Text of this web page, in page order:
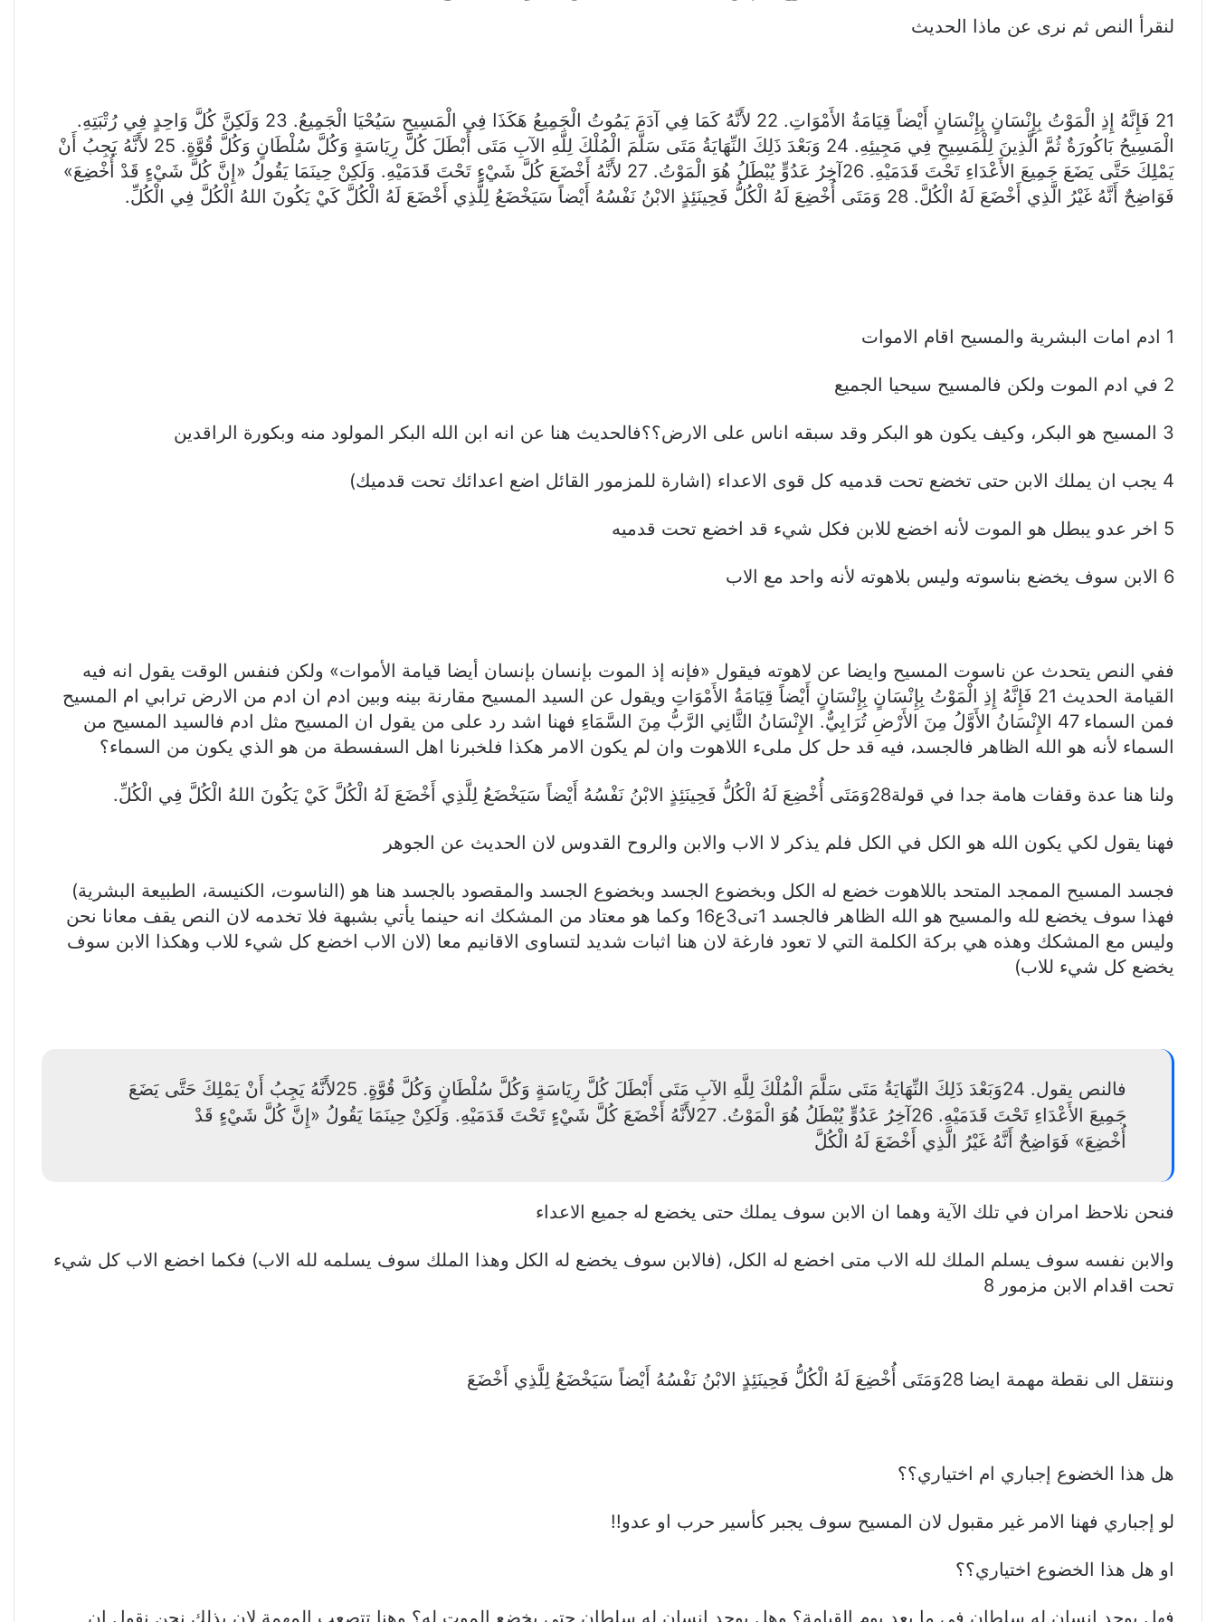
لنقرأ النص ثم نرى عن ماذا الحديث
21 فَإِنَّهُ إِذِ الْمَوْتُ بِإِنْسَانٍ بِإِنْسَانٍ أَيْضاً قِيَامَةُ الأَمْوَاتِ. 22 لأَنَّهُ كَمَا فِي آدَمَ يَمُوتُ الْجَمِيعُ هَكَذَا فِي الْمَسِيحِ سَيُحْيَا الْجَمِيعُ. 23 وَلَكِنَّ كُلَّ وَاحِدٍ فِي رُتْبَتِهِ.
الْمَسِيحُ بَاكُورَةٌ ثُمَّ الَّذِينَ لِلْمَسِيحِ فِي مَجِيئِهِ. 24 وَبَعْدَ ذَلِكَ النِّهَايَةُ مَتَى سَلَّمَ الْمُلْكَ لِلَّهِ الآبِ مَتَى أَبْطَلَ كُلَّ رِيَاسَةٍ وَكُلَّ سُلْطَانٍ وَكُلَّ قُوَّةٍ. 25 لأَنَّهُ يَجِبُ أَنْ
يَمْلِكَ حَتَّى يَضَعَ جَمِيعَ الأَعْدَاءِ تَحْتَ قَدَمَيْهِ. 26آخِرُ عَدُوٍّ يُبْطَلُ هُوَ الْمَوْتُ. 27 لأَنَّهُ أَخْضَعَ كُلَّ شَيْءٍ تَحْتَ قَدَمَيْهِ. وَلَكِنْ حِينَمَا يَقُولُ «إِنَّ كُلَّ شَيْءٍ قَدْ أُخْضِعَ»
فَوَاضِحٌ أَنَّهُ غَيْرُ الَّذِي أَخْضَعَ لَهُ الْكُلَّ. 28 وَمَتَى أُخْضِعَ لَهُ الْكُلُّ فَحِينَئِذٍ الابْنُ نَفْسُهُ أَيْضاً سَيَخْضَعُ لِلَّذِي أَخْضَعَ لَهُ الْكُلَّ كَيْ يَكُونَ اللهُ الْكُلَّ فِي الْكُلِّ.
1 ادم امات البشرية والمسيح اقام الاموات
2 في ادم الموت ولكن فالمسيح سيحيا الجميع
3 المسيح هو البكر، وكيف يكون هو البكر وقد سبقه اناس على الارض؟؟فالحديث هنا عن انه ابن الله البكر المولود منه وبكورة الراقدين
4 يجب ان يملك الابن حتى تخضع تحت قدميه كل قوى الاعداء (اشارة للمزمور القائل اضع اعدائك تحت قدميك)
5 اخر عدو يبطل هو الموت لأنه اخضع للابن فكل شيء قد اخضع تحت قدميه
6 الابن سوف يخضع بناسوته وليس بلاهوته لأنه واحد مع الاب
ففي النص يتحدث عن ناسوت المسيح وايضا عن لاهوته فيقول «فإنه إذ الموت بإنسان بإنسان أيضا قيامة الأموات» ولكن فنفس الوقت يقول انه فيه
القيامة الحديث 21 فَإِنَّهُ إِذِ الْمَوْتُ بِإِنْسَانٍ بِإِنْسَانٍ أَيْضاً قِيَامَةُ الأَمْوَاتِ ويقول عن السيد المسيح مقارنة بينه وبين ادم ان ادم من الارض ترابي ام المسيح
فمن السماء 47 الإِنْسَانُ الأَوَّلُ مِنَ الأَرْضِ تُرَابِيٌّ. الإِنْسَانُ الثَّانِي الرَّبُّ مِنَ السَّمَاءِ فهنا اشد رد على من يقول ان المسيح مثل ادم فالسيد المسيح من
السماء لأنه هو الله الظاهر فالجسد، فيه قد حل كل ملىء اللاهوت وان لم يكون الامر هكذا فلخبرنا اهل السفسطة من هو الذي يكون من السماء؟
ولنا هنا عدة وقفات هامة جدا في قولة28وَمَتَى أُخْضِعَ لَهُ الْكُلُّ فَحِينَئِذٍ الابْنُ نَفْسُهُ أَيْضاً سَيَخْضَعُ لِلَّذِي أَخْضَعَ لَهُ الْكُلَّ كَيْ يَكُونَ اللهُ الْكُلَّ فِي الْكُلِّ.
فهنا يقول لكي يكون الله هو الكل في الكل فلم يذكر لا الاب والابن والروح القدوس لان الحديث عن الجوهر
فجسد المسيح الممجد المتحد باللاهوت خضع له الكل وبخضوع الجسد وبخضوع الجسد والمقصود بالجسد هنا هو (الناسوت، الكنيسة، الطبيعة البشرية)
فهذا سوف يخضع لله والمسيح هو الله الظاهر فالجسد 1تى3ع16 وكما هو معتاد من المشكك انه حينما يأتي بشبهة فلا تخدمه لان النص يقف معانا نحن
وليس مع المشكك وهذه هي بركة الكلمة التي لا تعود فارغة لان هنا اثبات شديد لتساوى الاقانيم معا (لان الاب اخضع كل شيء للاب وهكذا الابن سوف
يخضع كل شيء للاب)
فالنص يقول. 24وَبَعْدَ ذَلِكَ النِّهَايَةُ مَتَى سَلَّمَ الْمُلْكَ لِلَّهِ الآبِ مَتَى أَبْطَلَ كُلَّ رِيَاسَةٍ وَكُلَّ سُلْطَانٍ وَكُلَّ قُوَّةٍ. 25لأَنَّهُ يَجِبُ أَنْ يَمْلِكَ حَتَّى يَضَعَ
جَمِيعَ الأَعْدَاءِ تَحْتَ قَدَمَيْهِ. 26آخِرُ عَدُوٍّ يُبْطَلُ هُوَ الْمَوْتُ. 27لأَنَّهُ أَخْضَعَ كُلَّ شَيْءٍ تَحْتَ قَدَمَيْهِ. وَلَكِنْ حِينَمَا يَقُولُ «إِنَّ كُلَّ شَيْءٍ قَدْ
أُخْضِعَ» فَوَاضِحٌ أَنَّهُ غَيْرُ الَّذِي أَخْضَعَ لَهُ الْكُلَّ
فنحن نلاحظ امران في تلك الآية وهما ان الابن سوف يملك حتى يخضع له جميع الاعداء
والابن نفسه سوف يسلم الملك لله الاب متى اخضع له الكل، (فالابن سوف يخضع له الكل وهذا الملك سوف يسلمه لله الاب) فكما اخضع الاب كل شيء
تحت اقدام الابن مزمور 8
وننتقل الى نقطة مهمة ايضا 28وَمَتَى أُخْضِعَ لَهُ الْكُلُّ فَحِينَئِذٍ الابْنُ نَفْسُهُ أَيْضاً سَيَخْضَعُ لِلَّذِي أَخْضَعَ
هل هذا الخضوع إجباري ام اختياري؟؟
لو إجباري فهنا الامر غير مقبول لان المسيح سوف يجبر كأسير حرب او عدو!!
او هل هذا الخضوع اختياري؟؟
فهل يوجد انسان له سلطان في ما بعد يوم القيامة؟ وهل يوجد انسان له سلطان حتى يخضع الموت له؟ وهنا تتصعب المهمة لان بذلك نحن نقول ان